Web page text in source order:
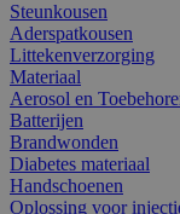
Steunkousen
Aderspatkousen
Littekenverzorging
Materiaal
Aerosol en
Batterijen
Brandwonden
Diabetes materiaal
Handschoenen
Oplossing voor